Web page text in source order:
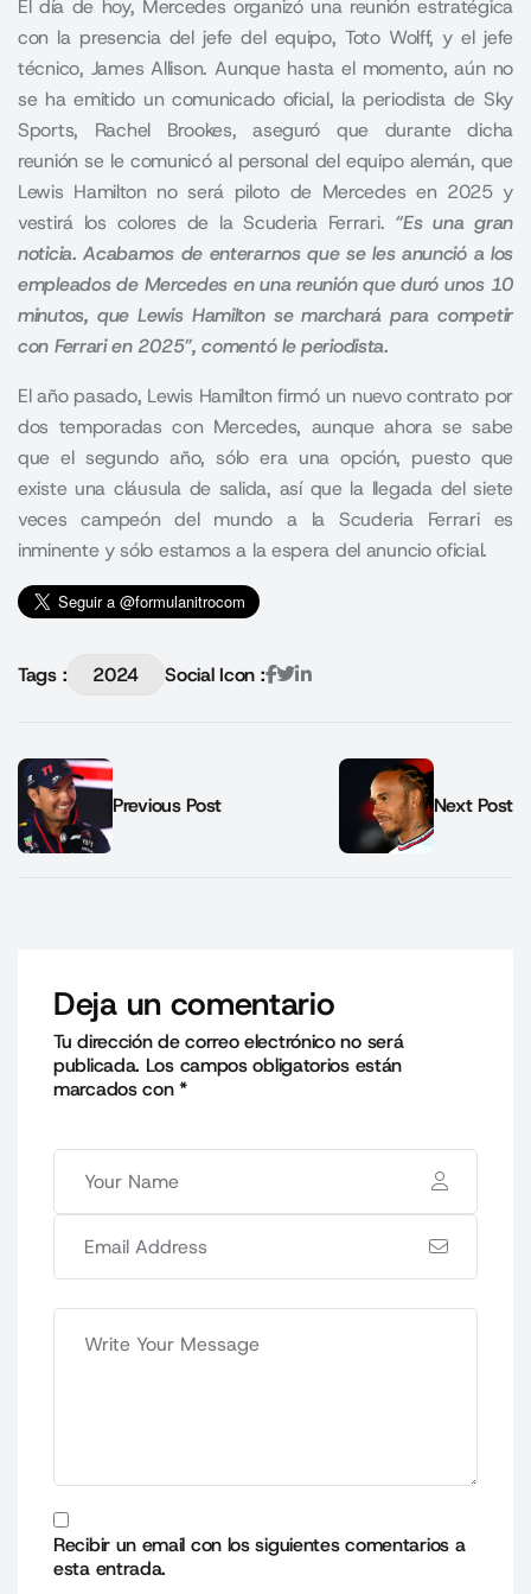
El día de hoy, Mercedes organizó una reunión estratégica
con la presencia del jefe del equipo, Toto Wolff, y el jefe
técnico, James Allison. Aunque hasta el momento, aún no
se ha emitido un comunicado oficial, la periodista de Sky
Sports, Rachel Brookes, aseguró que durante dicha
reunión se le comunicó al personal del equipo alemán, que
Lewis Hamilton no será piloto de Mercedes en 2025 y
vestirá los colores de la Scuderia Ferrari. “Es una gran
noticia. Acabamos de enterarnos que se les anunció a los
empleados de Mercedes en una reunión que duró unos 10
minutos, que Lewis Hamilton se marchará para competir
con Ferrari en 2025”, comentó le periodista.
El año pasado, Lewis Hamilton firmó un nuevo contrato por
dos temporadas con Mercedes, aunque ahora se sabe
que el segundo año, sólo era una opción, puesto que
existe una cláusula de salida, así que la llegada del siete
veces campeón del mundo a la Scuderia Ferrari es
inminente y sólo estamos a la espera del anuncio oficial.
Tags : 2024 Social Icon :
Previous Post Next Post
Deja un comentario
Tu dirección de correo electrónico no será
publicada. Los campos obligatorios están
marcados con*
Recibir un email con los siguientes comentarios a
esta entrada.